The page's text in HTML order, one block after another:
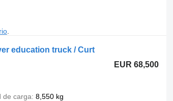
.
education truck / Curt
EUR 68,500
de carga 8,550 kg